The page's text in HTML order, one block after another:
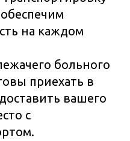
на каждом
больного
приехать в
вашего
с